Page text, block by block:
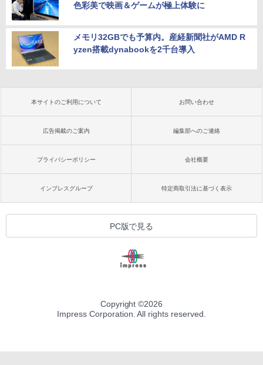
色彩美で映画＆ゲームが極上体験に
メモリ32GBでも予算内。産経新聞社がAMD R
yzen搭載dynabookを2千台導入
本サイトのご利用について お問い合わせ
広告掲載のご案内 編集部へのご連絡
プライバシーポリシー 会社概要
インプレスグループ 特定商取引法に基づく表示
PC版で見る
Copyright ©2026
Impress Corporation. All rights reserved.